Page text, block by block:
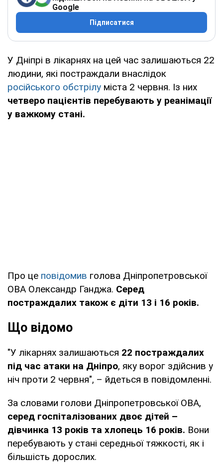
Google
Підписатися
У Дніпрі в лікарнях на цей час залишаються 22
людини, які постраждали внаслідок
російського обстрілу міста 2 червня. Із них
четверо пацієнтів перебувають у реанімації
у важкому стані.
Про це повідомив голова Дніпропетровської
ОВА Олександр Ганджа. Серед
постраждалих також є діти 13 і 16 років.
Що відомо
"У лікарнях залишаються 22 постраждалих
під час атаки на Дніпро, яку ворог здійснив у
ніч проти 2 червня", – йдеться в повідомленні.
За словами голови Дніпропетровської ОВА,
серед госпіталізованих двоє дітей –
дівчинка 13 років та хлопець 16 років. Вони
перебувають у стані середньої тяжкості, як і
більшість дорослих.